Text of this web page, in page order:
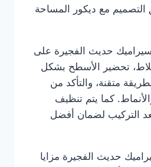
مع ديكور المساحة
حديث الفجيرة على
تحضير الأسطح بشكل
متقنة، والتأكد من
كما يتم تنظيف
التركيب لضمان أفضل
حديث الفجيرة مزايا